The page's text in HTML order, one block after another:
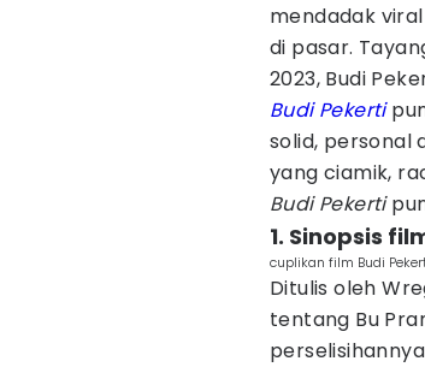
mendadak
di pasar.
2023, Budi
Budi Pekerti
solid, personal
yang ciamik,
Budi Pekerti
1. Sinopsis
cuplikan film Budi
Ditulis oleh
tentang Bu